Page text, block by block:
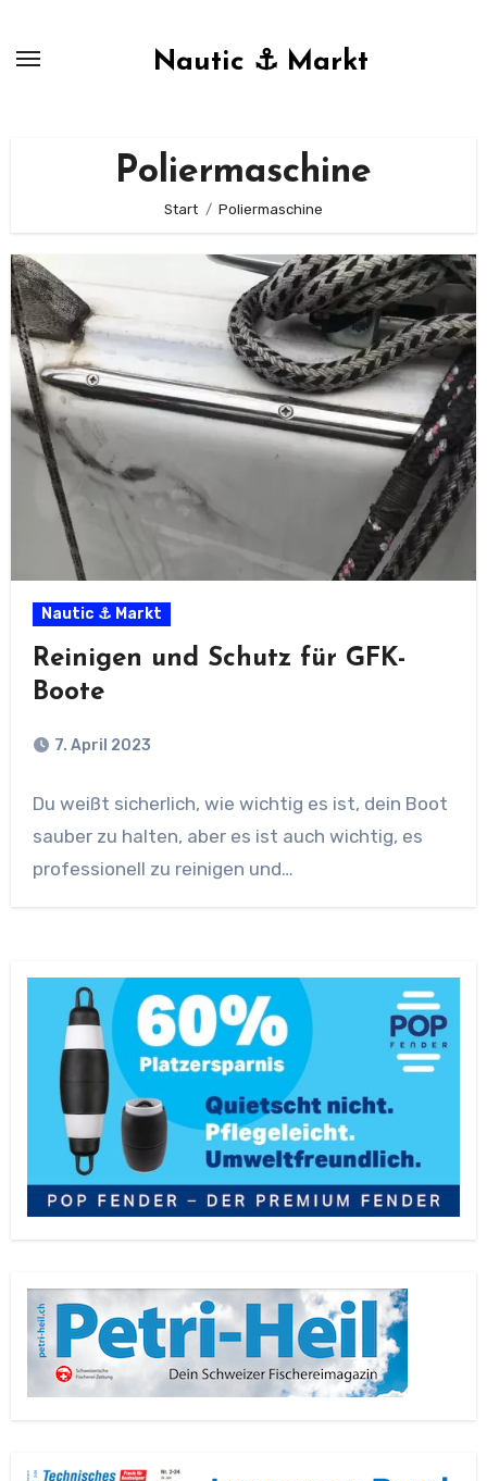
Nautic ⚓ Markt
Poliermaschine
Start Poliermaschine
Nautic ⚓ Markt
Reinigen und Schutz für GFK-
Boote
7. April 2023
Du weißt sicherlich, wie wichtig es ist, dein Boot
sauber zu halten, aber es ist auch wichtig, es
professionell zu reinigen und…